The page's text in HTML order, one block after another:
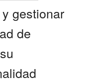
gestionar
de